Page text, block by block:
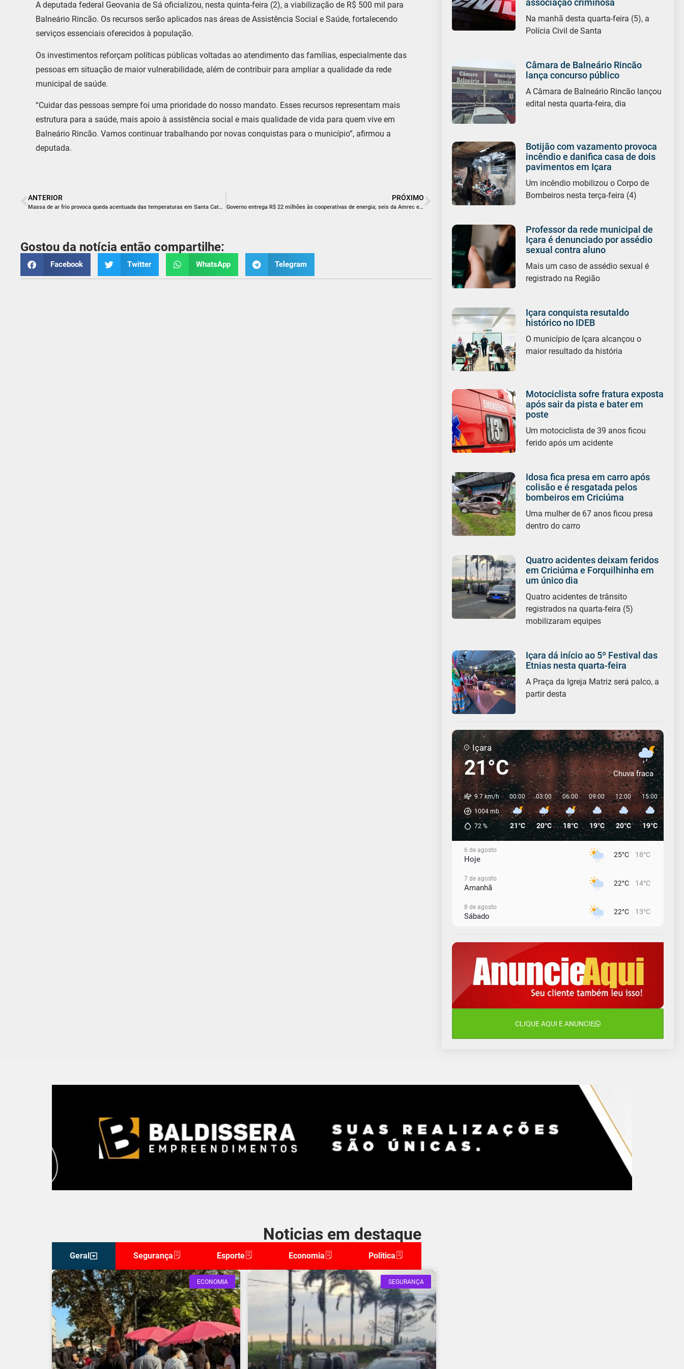
A deputada federal Geovania de Sá oficializou, nesta quinta-feira (2), a viabilização de R$ 500 mil para
Balneário Rincão. Os recursos serão aplicados nas áreas de Assistência Social e Saúde, fortalecendo
serviços essenciais oferecidos à população.
Os investimentos reforçam políticas públicas voltadas ao atendimento das famílias, especialmente das
pessoas em situação de maior vulnerabilidade, além de contribuir para ampliar a qualidade da rede
municipal de saúde.
“Cuidar das pessoas sempre foi uma prioridade do nosso mandato. Esses recursos representam mais
estrutura para a saúde, mais apoio à assistência social e mais qualidade de vida para quem vive em
Balneário Rincão. Vamos continuar trabalhando por novas conquistas para o município”, afirmou a
deputada.
ANTERIOR
Massa de ar frio provoca queda acentuada das temperaturas em Santa Catarina
PRÓXIMO
Governo entrega R$ 22 milhões às cooperativas de energia; seis da Amrec estão entre as beneficiadas
Gostou da notícia então compartilhe:
Facebook Twitter WhatsApp Telegram
associação criminosa
Na manhã desta quarta-feira (5), a
Polícia Civil de Santa
Câmara de Balneário Rincão
lança concurso público
A Câmara de Balneário Rincão lançou
edital nesta quarta-feira, dia
Botijão com vazamento provoca
incêndio e danifica casa de dois
pavimentos em Içara
Um incêndio mobilizou o Corpo de
Bombeiros nesta terça-feira (4)
Professor da rede municipal de
Içara é denunciado por assédio
sexual contra aluno
Mais um caso de assédio sexual é
registrado na Região
Içara conquista resutaldo
histórico no IDEB
O município de Içara alcançou o
maior resultado da história
Motociclista sofre fratura exposta
após sair da pista e bater em
poste
Um motociclista de 39 anos ficou
ferido após um acidente
Idosa fica presa em carro após
colisão e é resgatada pelos
bombeiros em Criciúma
Uma mulher de 67 anos ficou presa
dentro do carro
Quatro acidentes deixam feridos
em Criciúma e Forquilhinha em
um único dia
Quatro acidentes de trânsito
registrados na quarta-feira (5)
mobilizaram equipes
Içara dá início ao 5º Festival das
Etnias nesta quarta-feira
A Praça da Igreja Matriz será palco, a
partir desta
Içara
21°C Chuva fraca
9.7 km/h
1004mb
72 %
00:00
21°C
03:00
20°C
06:00
18°C
09:00
19°C
12:00
20°C
15:00
19°C
6 de agosto
Hoje 25°C 18°C
7 de agosto
Amanhã 22°C 14°C
8 de agosto
Sábado 22°C 13°C
Domingo
10 de agosto
Segunda-Feira
11 de agosto
15°C 9°C
CLIQUE AQUI E ANUNCIE
Noticias em destaque
Geral Segurança Esporte Economia Politica
ECONOMIA SEGURANÇA